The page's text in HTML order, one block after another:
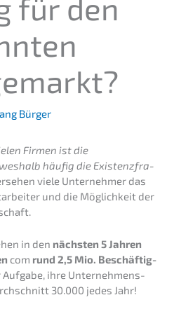
für den
Bürger
Firmen ist die
häufig die Existenz­fra­
viele Unter­neh­mer das
und die Möglich­keit der
in den nächs­ten 5 Jahren
com rund 2,5 Mio. Beschäf­tig­
Aufga­be, ihre Unternehmens­
30.000 jedes Jahr!